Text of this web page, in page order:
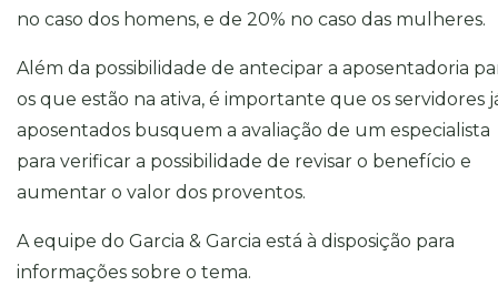
no caso dos homens, e de 20% no caso das mulheres.
Além da possibilidade de antecipar a aposentadoria
os que estão na ativa, é importante que os servidores
aposentados busquem a avaliação de um especialista
para verificar a possibilidade de revisar o benefício e
aumentar o valor dos proventos.
A equipe do Garcia & Garcia está à disposição para
informações sobre o tema.